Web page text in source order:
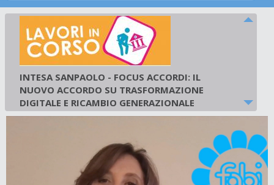
INTESA SANPAOLO - FOCUS ACCORDI: IL
NUOVO ACCORDO SU TRASFORMAZIONE
DIGITALE E RICAMBIO GENERAZIONALE
30 ottobre 2024-Lavori in corso